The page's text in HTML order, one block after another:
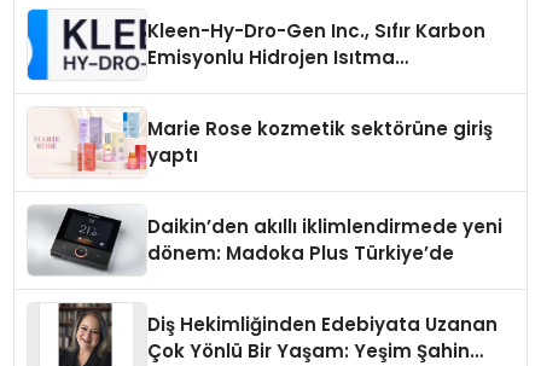
Kleen-Hy-Dro-Gen Inc., Sıfır Karbon
Emisyonlu Hidrojen Isıtma
Marie Rose kozmetik sektörüne giriş
yaptı
Daikin’den akıllı iklimlendirmede yeni
dönem: Madoka Plus Türkiye’de
Diş Hekimliğinden Edebiyata Uzanan
Çok Yönlü Bir Yaşam: Yeşim Şahin